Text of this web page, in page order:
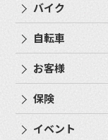
バイク
自転車
お客様
保険
イベント